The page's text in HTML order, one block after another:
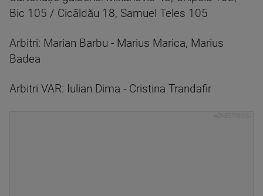
Bic 105 / Cicâldău 18, Samuel Teles 105
Arbitri: Marian Barbu - Marius Marica, Marius
Badea
Arbitri VAR: Iulian Dima - Cristina Trandafir